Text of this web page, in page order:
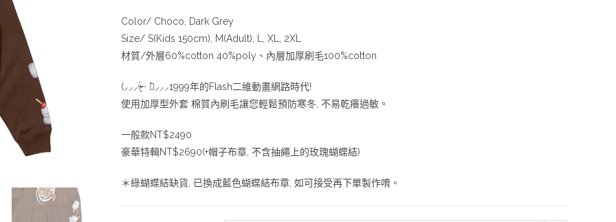
Color/ Choco, Dark Grey
Size/ S(Kids 150cm), M(Adult), L, XL, 2XL
材質/外層60%cotton 40%poly、內層加厚刷毛100%cotton
(⸝⸝⸝ᵒ̴̶̷̥́ ᵕ ก̀⸝⸝⸝1999年的Flash二維動畫網路時代!
使用加厚型外套 棉質內刷毛讓您輕鬆預防寒冬, 不易乾癢過敏。
一般款NT$2490
豪華特輯NT$2690(+帽子布章, 不含抽繩上的玫瑰蝴蝶結)
＊綠蝴蝶結缺貨, 已換成藍色蝴蝶結布章, 如可接受再下單製作唷。